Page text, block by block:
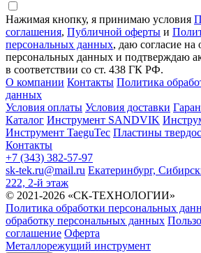
Нажимая кнопку, я принимаю условия
соглашения, Публичной оферты и
персональных данных, даю согласие на
персональных данных и подтверждаю
в соответствии со ст. 438 ГК РФ.
О компании Контакты Политика
данных
Условия оплаты Условия доставки
Каталог Инструмент SANDVIK
Инструмент TaeguTec Пластины
Контакты
+7 (343) 382-57-97
sk-tek.ru@mail.ru Екатеринбург,
222, 2-й этаж
© 2021-2026 «СК-ТЕХНОЛОГИИ»
Политика обработки персональных
обработку персональных данных
соглашение Оферта
Металлорежущий инструмент